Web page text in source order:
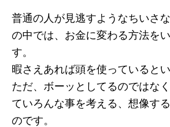
普通の人が見逃すようなちいさ
の中では、お金に変わる方法を
す。
暇さえあれば頭を使っているとい
ただ、ボーッとしてるのではな
ていろんな事を考える、想像す
のです。